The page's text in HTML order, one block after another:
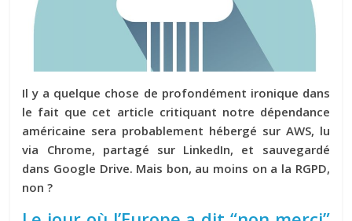
Il y a quelque chose de profondément ironique dans
le fait que cet article critiquant notre dépendance
américaine sera probablement hébergé sur AWS, lu
via Chrome, partagé sur LinkedIn, et sauvegardé
dans Google Drive. Mais bon, au moins on a la RGPD,
non ?